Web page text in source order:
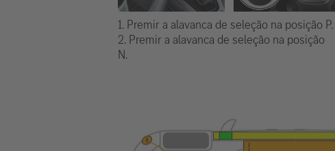
1. Premir a alavanca de seleção na posição P.
2. Premir a alavanca de seleção na posição
N.